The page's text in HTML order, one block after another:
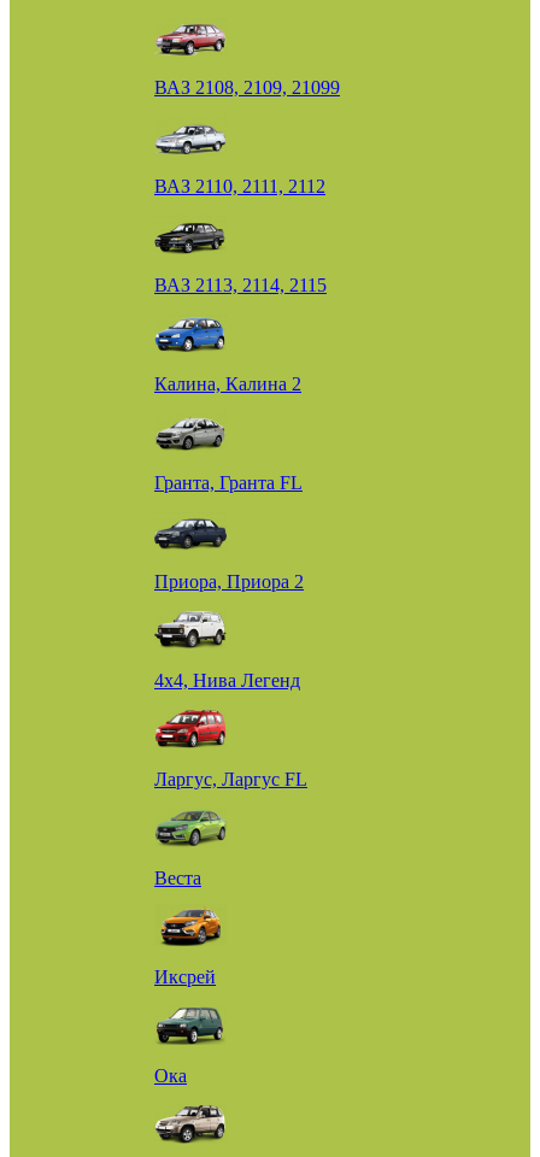
ВАЗ 2108, 2109, 21099
ВАЗ 2110, 2111, 2112
ВАЗ 2113, 2114, 2115
Калина, Калина 2
Гранта, Гранта FL
Приора, Приора 2
4х4, Нива Легенд
Ларгус, Ларгус FL
Веста
Иксрей
Ока